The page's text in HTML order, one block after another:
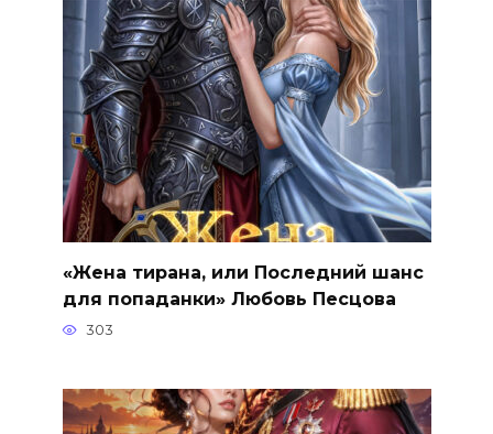
«Жена тирана, или Последний шанс
для попаданки» Любовь Песцова
303